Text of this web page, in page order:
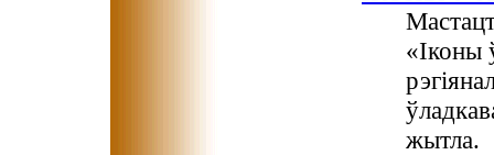
«Іконы
жытла.